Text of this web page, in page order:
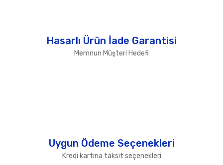
Hasarlı Ürün İade Garantisi
Memnun Müşteri Hedefi
Uygun Ödeme Seçenekleri
Kredi kartına taksit seçenekleri